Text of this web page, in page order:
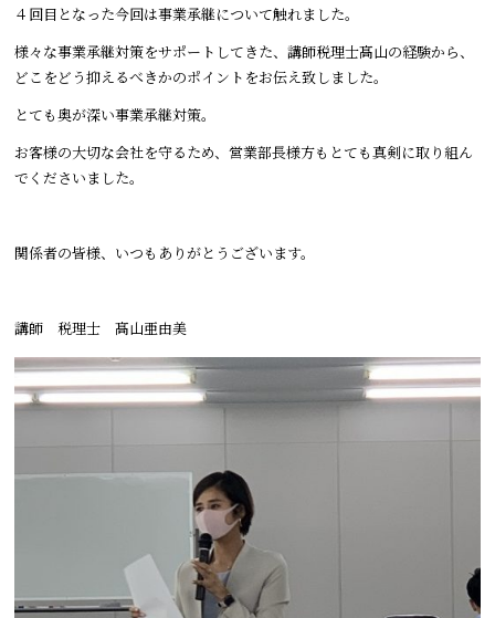
４回目となった今回は事業承継について触れました。
様々な事業承継対策をサポートしてきた、講師税理士髙山の経験から、
どこをどう抑えるべきかのポイントをお伝え致しました。
とても奥が深い事業承継対策。
お客様の大切な会社を守るため、営業部長様方もとても真剣に取り組ん
でくださいました。
関係者の皆様、いつもありがとうございます。
講師 税理士 髙山亜由美